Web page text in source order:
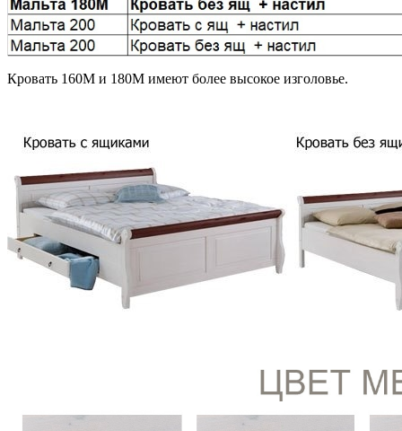
Кровать 160М и 180М имеют более высокое изголовье.